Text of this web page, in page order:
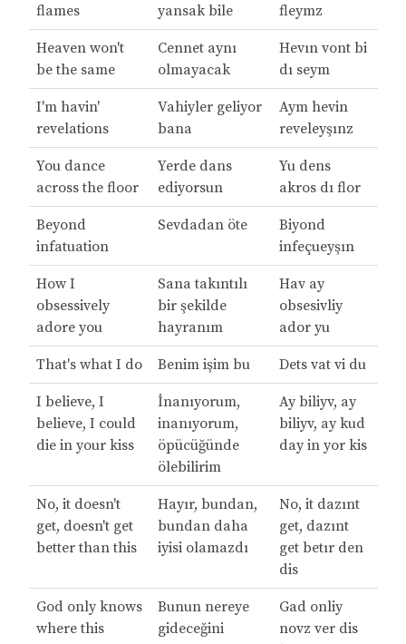
flames
yansak bile
fleymz
Heaven won't
be the same
Cennet aynı
olmayacak
Hevın vont bi
dı seym
I'm havin'
revelations
Vahiyler geliyor
bana
Aym hevin
reveleyşınz
You dance
across the floor
Yerde dans
ediyorsun
Yu dens
akros dı flor
Beyond
infatuation
Sevdadan öte
Biyond
infeçueyşın
How I
obsessively
adore you
Sana takıntılı
bir şekilde
hayranım
Hav ay
obsesivliy
ador yu
That's what I do Benim işim bu Dets vat vi du
I believe, I
believe, I could
die in your kiss
İnanıyorum,
inanıyorum,
öpücüğünde
ölebilirim
Ay biliyv, ay
biliyv, ay kud
day in yor kis
No, it doesn't
get, doesn't get
better than this
Hayır, bundan,
bundan daha
iyisi olamazdı
No, it dazınt
get, dazınt
get betır den
dis
God only knows
where this
Bunun nereye
gideceğini
Gad onliy
novz ver dis